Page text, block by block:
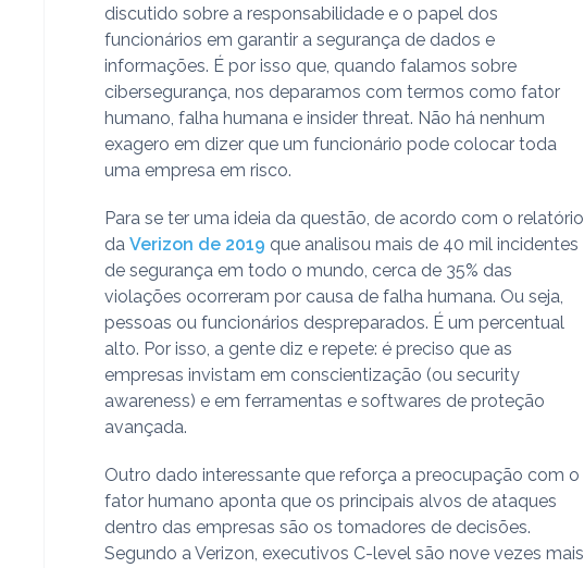
discutido sobre a responsabilidade e o papel dos
funcionários em garantir a segurança de dados e
informações. É por isso que, quando falamos sobre
cibersegurança, nos deparamos com termos como fator
humano, falha humana e insider threat. Não há nenhum
exagero em dizer que um funcionário pode colocar toda
uma empresa em risco.
Para se ter uma ideia da questão, de acordo com o relatório
daVerizon de 2019 que analisou mais de 40 mil incidentes
de segurança em todo o mundo, cerca de 35% das
violações ocorreram por causa de falha humana. Ou seja,
pessoas ou funcionários despreparados. É um percentual
alto. Por isso, a gente diz e repete: é preciso que as
empresas invistam em conscientização (ou security
awareness) e em ferramentas e softwares de proteção
avançada.
Outro dado interessante que reforça a preocupação com o
fator humano aponta que os principais alvos de ataques
dentro das empresas são os tomadores de decisões.
Segundo a Verizon, executivos C-level são nove vezes mais